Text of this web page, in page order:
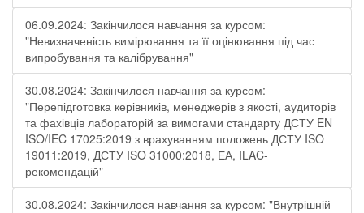
06.09.2024: Закінчилося навчання за курсом:
"Невизначеність вимірювання та її оцінювання під час
випробування та калібрування"
30.08.2024: Закінчилося навчання за курсом:
"Перепідготовка керівників, менеджерів з якості, аудиторів
та фахівців лабораторій за вимогами стандарту ДСТУ EN
ISO/IEC 17025:2019 з врахуванням положень ДСТУ ISO
19011:2019, ДСТУ ISO 31000:2018, ЕА, ILAC-
рекомендацій"
30.08.2024: Закінчилося навчання за курсом: "Внутрішній